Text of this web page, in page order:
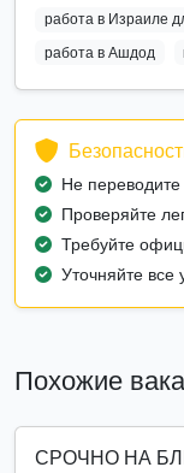
работа в Израиле
работа в Ашдод
Не
Проверяйте
Требуйте
Уточняйте все
Похожие
СРОЧНО НА